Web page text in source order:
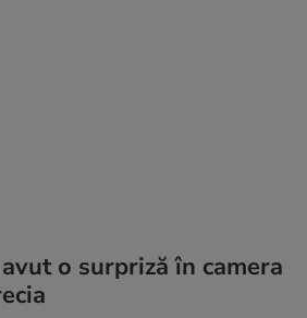
o surpriză în camera